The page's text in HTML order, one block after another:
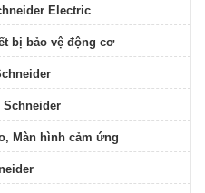
Electric
bị bảo vệ động cơ
Schneider
Màn hình cảm ứng